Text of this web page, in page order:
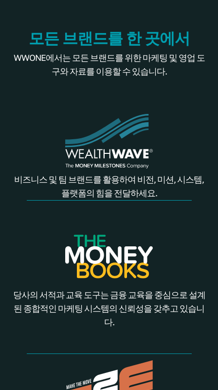
모든 브랜드를 한 곳에서
WWONE에서는 모든 브랜드를 위한 마케팅 및 영업 도
구와 자료를 이용할 수 있습니다.
비즈니스 및 팀 브랜드를 활용하여 비전, 미션, 시스템,
플랫폼의 힘을 전달하세요.
당사의 서적과 교육 도구는 금융 교육을 중심으로 설계
된 종합적인 마케팅 시스템의 신뢰성을 갖추고 있습니
다.